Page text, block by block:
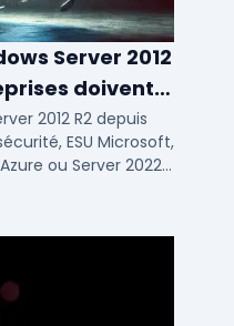
Server 2012
doivent
2012 R2 depuis
ESU Microsoft,
ou Server 2022